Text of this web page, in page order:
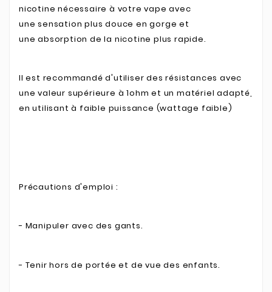
nicotine nécessaire à votre vape avec
une sensation plus douce en gorge et
une absorption de la nicotine plus rapide.
Il est recommandé d'utiliser des résistances avec
une valeur supérieure à 1ohm et un matériel adapté,
en utilisant à faible puissance (wattage faible)
Précautions d'emploi :
- Manipuler avec des gants.
- Tenir hors de portée et de vue des enfants.